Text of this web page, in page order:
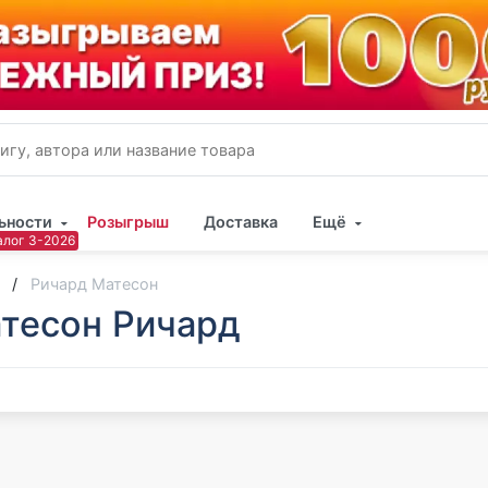
Розыгрыш Доставка Ещё
Ричард Матесон
Ричард